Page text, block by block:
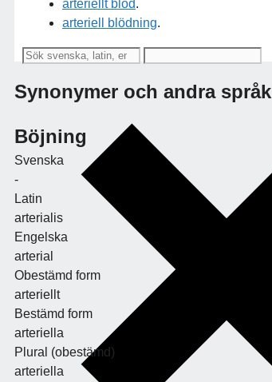
arteriellt blod.
arteriell blödning.
Synonymer och andra språk
Böjning
Svenska
-
Latin
arterialis
Engelska
arterial
Obestämd form
arteriellt
Bestämd form
arteriella
Plural (obestämd)
arteriella